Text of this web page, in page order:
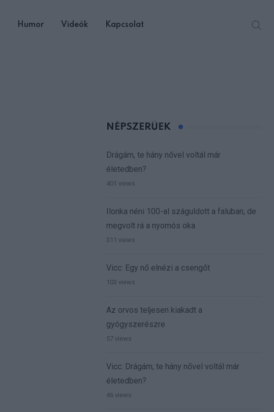
Humor Videók Kapcsolat
NÉPSZERŰEK
Drágám, te hány nővel voltál már
életedben?
401 views
Ilonka néni 100-al száguldott a faluban, de
megvolt rá a nyomós oka
311 views
Vicc: Egy nő elnézi a csengőt
103 views
Az orvos teljesen kiakadt a
gyógyszerészre
57 views
Vicc: Drágám, te hány nővel voltál már
életedben?
46 views